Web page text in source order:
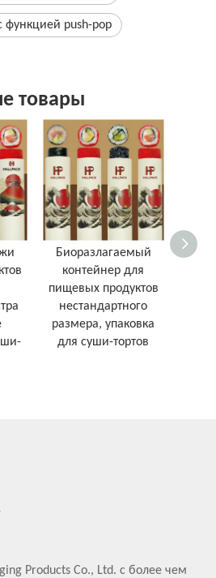
функцией push-pop
товары
Биоразлагаемый
контейнер для
пищевых продуктов
нестандартного
размера, упаковка
для суши-тортов
Products Co., Ltd. с более чем